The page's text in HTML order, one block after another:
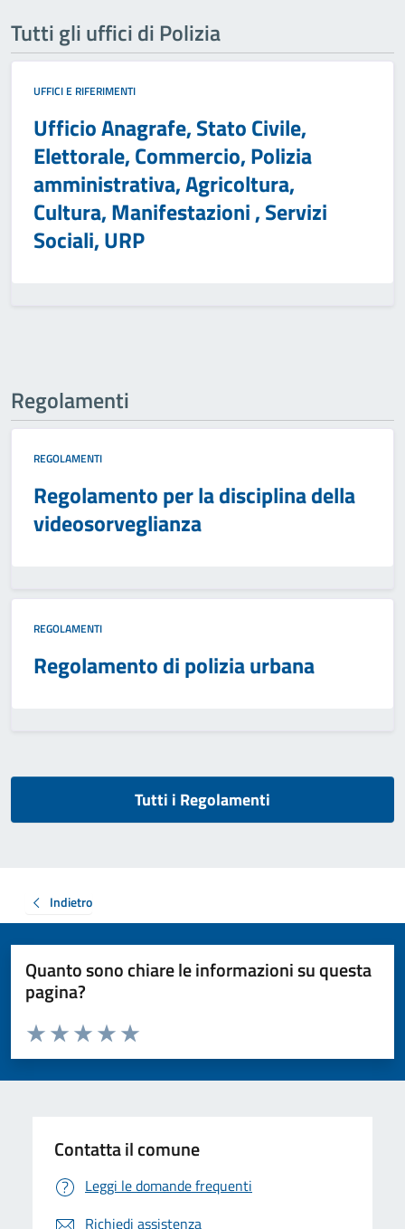
Tutti gli uffici di Polizia
UFFICI E RIFERIMENTI
Ufficio Anagrafe, Stato Civile,
Elettorale, Commercio, Polizia
amministrativa, Agricoltura,
Cultura, Manifestazioni , Servizi
Sociali, URP
Regolamenti
REGOLAMENTI
Regolamento per la disciplina della
videosorveglianza
REGOLAMENTI
Regolamento di polizia urbana
Tutti i Regolamenti
Indietro
Quanto sono chiare le informazioni su questa
pagina?
Valuta da 1 a 5 stelle la pagina
Valuta 5 stelle su 5
Valuta 4 stelle su 5
Valuta 3 stelle su 5
Valuta 2 stelle su 5
Valuta 1 stelle su 5
Contatta il comune
Leggi le domande frequenti
Richiedi assistenza